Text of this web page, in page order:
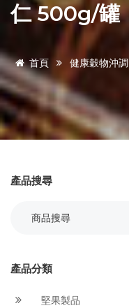
仁 500g/罐
首頁 健康穀物沖調
產品搜尋
產品分類
堅果製品